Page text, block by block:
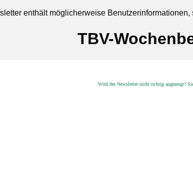
enthält möglicherweise
TBV-
Wird der Newsletter nicht richtig angezeigt?